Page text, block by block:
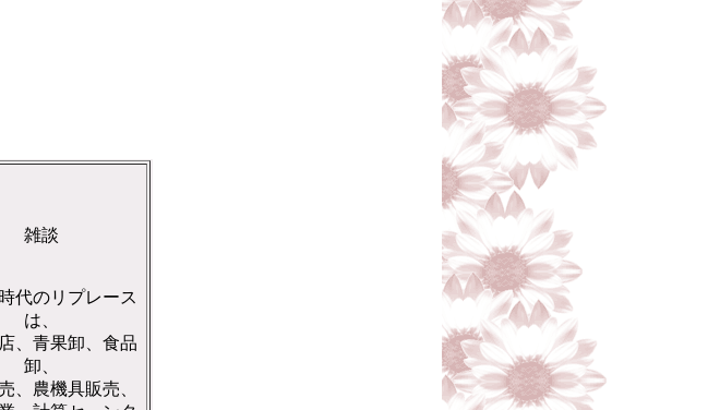
雑談
代のリプレース
は、
、青果卸、食品
卸、
、農機具販売、